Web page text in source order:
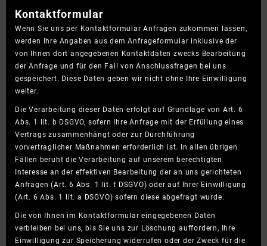
Kontaktformular
Wenn Sie uns per Kontaktformular Anfragen zukommen lassen,
werden Ihre Angaben aus dem Anfrageformular inklusive der
von Ihnen dort angegebenen Kontaktdaten zwecks Bearbeitung
der Anfrage und für den Fall von Anschlussfragen bei uns
gespeichert. Diese Daten geben wir nicht ohne Ihre Einwilligung
weiter.
Die Verarbeitung dieser Daten erfolgt auf Grundlage von Art. 6
Abs. 1 lit. b DSGVO, sofern Ihre Anfrage mit der Erfüllung eines
Vertrags zusammenhängt oder zur Durchführung
vorvertraglicher Maßnahmen erforderlich ist. In allen übrigen
Fällen beruht die Verarbeitung auf unserem berechtigten
Interesse an der effektiven Bearbeitung der an uns gerichteten
Anfragen (Art. 6 Abs. 1 lit. f DSGVO) oder auf Ihrer Einwilligung
(Art. 6 Abs. 1 lit. a DSGVO) sofern diese abgefragt wurde.
Die von Ihnen im Kontaktformular eingegebenen Daten
verbleiben bei uns, bis Sie uns zur Löschung auffordern, Ihre
Einwilligung zur Speicherung widerrufen oder der Zweck für die